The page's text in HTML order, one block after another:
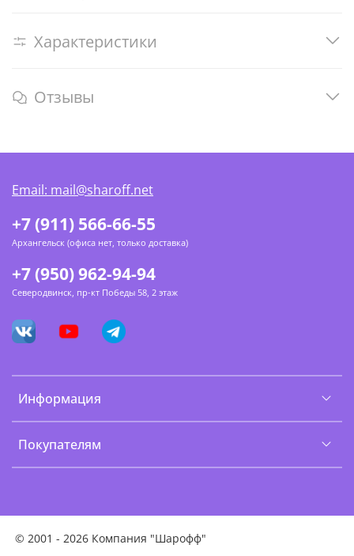
Характеристики
Отзывы
Информация
Покупателям
+7 (911) 566-66-55
Архангельск (офиса нет, только доставка)
+7 (950) 962-94-94
Северодвинск, пр-кт Победы 58, 2 этаж
Email: mail@sharoff.net
© 2001 - 2026 Компания "Шарофф"